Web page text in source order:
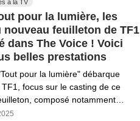
à la TV
pour la lumière, les
nouveau feuilleton de TF1
dans The Voice ! Voici
belles prestations
pour la lumière" débarque
focus sur le casting de ce
composé notamment…